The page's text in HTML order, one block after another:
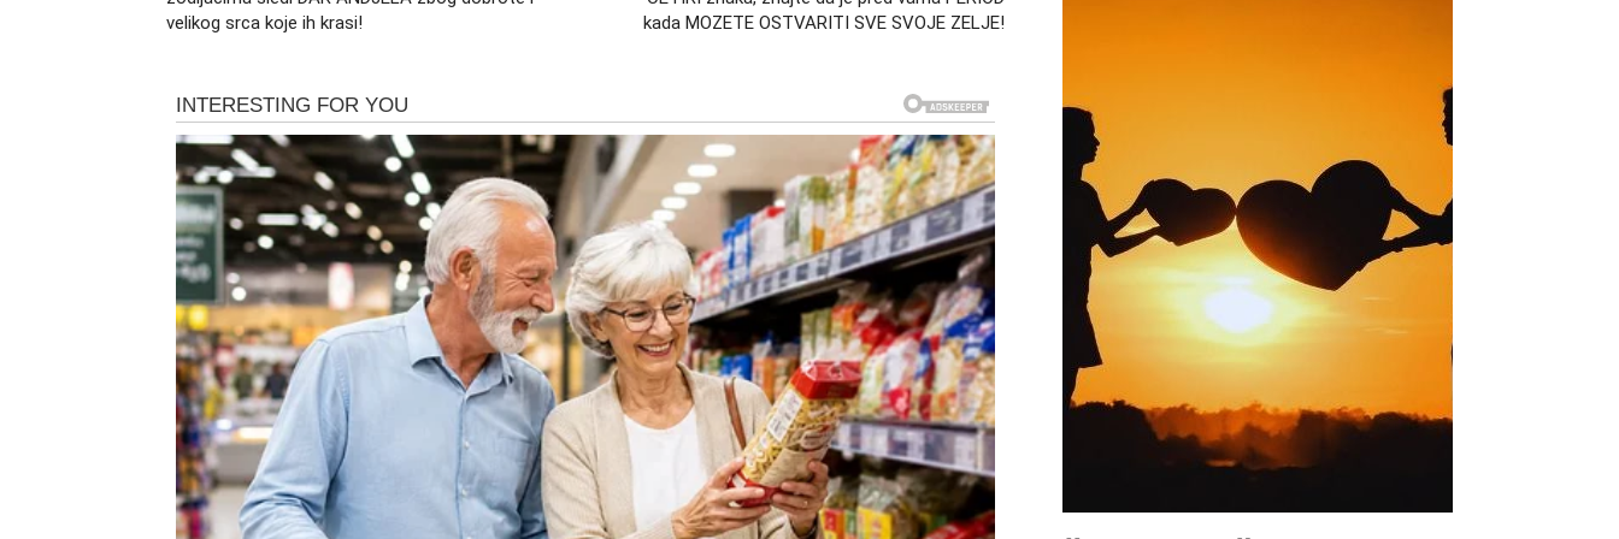
iskreno priznanje.
BLIZANCI – Poruka koja se ne odbija
Ako postoji znak koji 28. novembra dobija karmičku poruku – to su Blizanci.
Ovaj dan donosi direktan, jasan signal od osobe koja ti je u mislima.
Neko ti se vraća, neko ti se otvara ili neko dolazi u tvoj život kao grom iz vedra neba.
Slobodni Blizanci:Nešto što počinje kao spontana komunikacija, prerasta u ozbiljnu hemiju.
Zauzeti:Dan jako povoljan za rešavanje nesuglasica – partner te sluša, razume i želi mir.
RAK – Susret koji ima sudbinski pečat
Rakove 28. novembar vraća na put ljubavi koji im je dugo izmicao. Ovo je dan kada se pojavljuje
osoba koja te emotivno duboko dotiče – čak i ako joj to ne pokažeš odmah.
Slobodni:Sudbinski susret, vrlo verovatno sa osobom koja nosi intenzivne oči, snažnu energiju i
velikog srca koje ih krasi!
kada MOZETE OSTVARITI SVE SVOJE ZELJE!